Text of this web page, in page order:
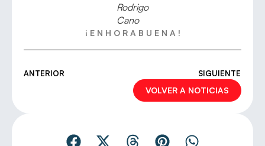
Rodrigo
Cano
¡ E N H O R A B U E N A !
ANTERIOR SIGUIENTE
VOLVER A NOTICIAS